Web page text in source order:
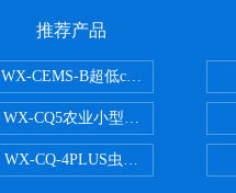
推荐产品
WX-CEMS-B超低cems烟气监测系
WX-CQ5农业小型气象站
WX-CQ-4PLUS虫情测报灯